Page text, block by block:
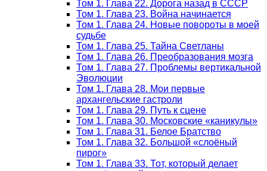
Том 1. Глава 22. Дорога назад в СССР
Том 1. Глава 23. Война начинается
Том 1. Глава 24. Новые повороты в моей
судьбе
Том 1. Глава 25. Тайна Светланы
Том 1. Глава 26. Преобразования мозга
Том 1. Глава 27. Проблемы вертикальной
Эволюции
Том 1. Глава 28. Мои первые
архангельские гастроли
Том 1. Глава 29. Путь к сцене
Том 1. Глава 30. Московские «каникулы»
Том 1. Глава 31. Белое Братство
Том 1. Глава 32. Большой «слоёный
пирог»
Том 1. Глава 33. Тот, который делает